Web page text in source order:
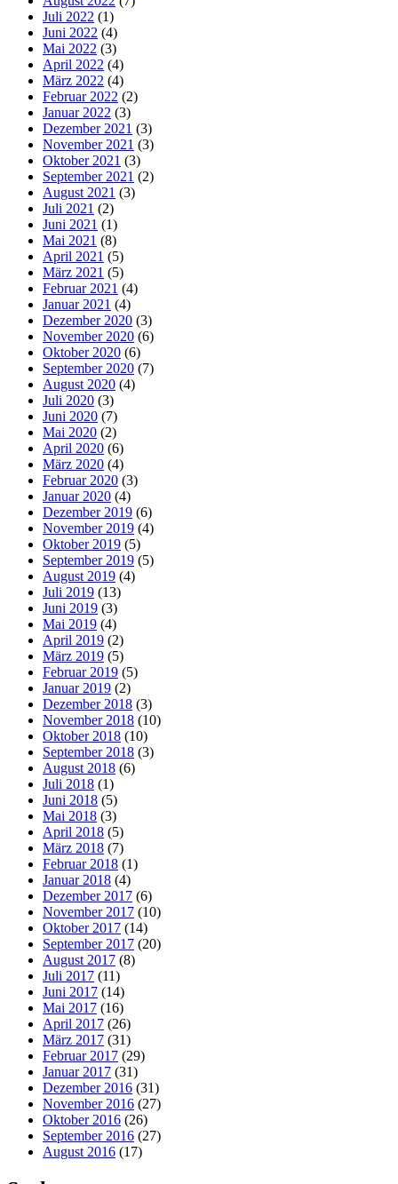
Juli 2022 (1)
Juni 2022 (4)
Mai 2022 (3)
April 2022 (4)
März 2022 (4)
Februar 2022 (2)
Januar 2022 (3)
Dezember 2021 (3)
November 2021 (3)
Oktober 2021 (3)
September 2021 (2)
August 2021 (3)
Juli 2021 (2)
Juni 2021 (1)
Mai 2021 (8)
April 2021 (5)
März 2021 (5)
Februar 2021 (4)
Januar 2021 (4)
Dezember 2020 (3)
November 2020 (6)
Oktober 2020 (6)
September 2020 (7)
August 2020 (4)
Juli 2020 (3)
Juni 2020 (7)
Mai 2020 (2)
April 2020 (6)
März 2020 (4)
Februar 2020 (3)
Januar 2020 (4)
Dezember 2019 (6)
November 2019 (4)
Oktober 2019 (5)
September 2019 (5)
August 2019 (4)
Juli 2019 (13)
Juni 2019 (3)
Mai 2019 (4)
April 2019 (2)
März 2019 (5)
Februar 2019 (5)
Januar 2019 (2)
Dezember 2018 (3)
November 2018 (10)
Oktober 2018 (10)
September 2018 (3)
August 2018 (6)
Juli 2018 (1)
Juni 2018 (5)
Mai 2018 (3)
April 2018 (5)
März 2018 (7)
Februar 2018 (1)
Januar 2018 (4)
Dezember 2017 (6)
November 2017 (10)
Oktober 2017 (14)
September 2017 (20)
August 2017 (8)
Juli 2017 (11)
Juni 2017 (14)
Mai 2017 (16)
April 2017 (26)
März 2017 (31)
Februar 2017 (29)
Januar 2017 (31)
Dezember 2016 (31)
November 2016 (27)
Oktober 2016 (26)
September 2016 (27)
August 2016 (17)